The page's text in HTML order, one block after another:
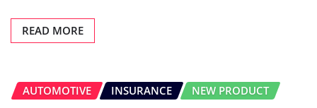
READ MORE
AUTOMOTIVE INSURANCE NEW PRODUCT